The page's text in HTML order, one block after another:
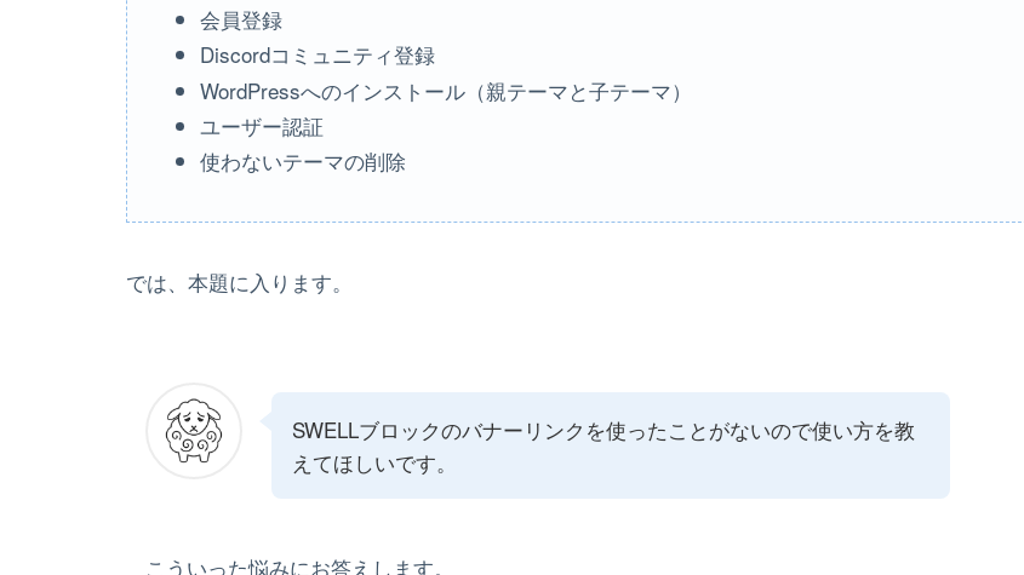
会員登録
Discordコミュニティ登録
WordPressへのインストール（親テーマと子テーマ）
ユーザー認証
使わないテーマの削除
では、本題に入ります。
SWELLブロックのバナーリンクを使ったことがないので使い方を教
えてほしいです。
こういった悩みにお答えします。